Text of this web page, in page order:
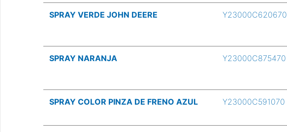
SPRAY VERDE JOHN DEERE Y23000C620670
SPRAY NARANJA Y23000C875470
SPRAY COLOR PINZA DE FRENO AZUL Y23000C591070